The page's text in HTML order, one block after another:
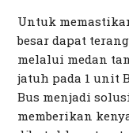
Untuk
besar dapat
melalui medan
jatuh pada 1 unit
Bus menjadi
memberikan